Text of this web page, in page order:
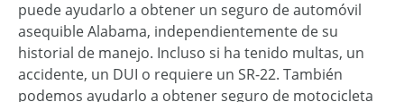
puede ayudarlo a obtener un seguro de automóvil
asequible Alabama, independientemente de su
historial de manejo. Incluso si ha tenido multas, un
accidente, un DUI o requiere un SR-22. También
podemos ayudarlo a obtener seguro de motocicleta